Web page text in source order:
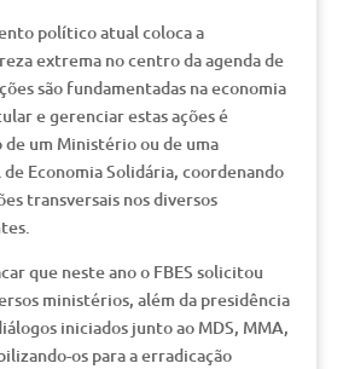
político atual coloca a
extrema no centro da agenda de
são fundamentadas na economia
e gerenciar estas ações é
um Ministério ou de uma
Economia Solidária, coordenando
transversais nos diversos
que neste ano o FBES solicitou
ministérios, além da presidência
iniciados junto ao MDS, MMA,
os para a erradicação